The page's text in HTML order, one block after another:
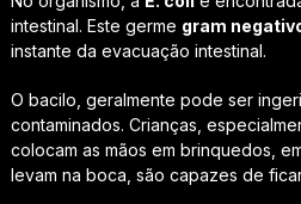
intestinal. Este germe gram
instante da evacuação intestinal.
O bacilo, geralmente pode ser
contaminados. Crianças,
colocam as mãos em brinquedos,
levam na boca, são capazes de